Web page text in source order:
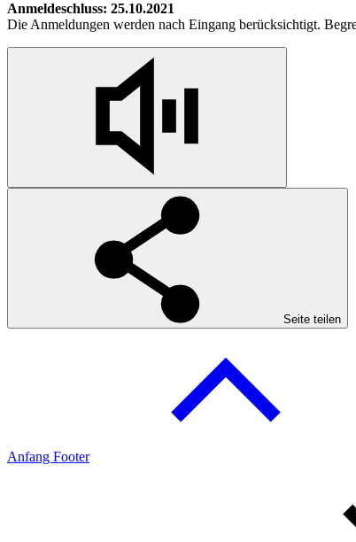
Anmeldeschluss: 25.10.2021
Die Anmeldungen werden nach Eingang berücksichtigt.
Seite teilen
Anfang Footer